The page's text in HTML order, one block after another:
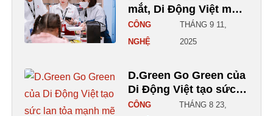
mắt, Di Động Việt mở
đăng ký nhận thông
tin sớm
CÔNG
NGHỆ
THÁNG 9 11,
2025
D.Green Go Green của
Di Động Việt tạo sức
lan tỏa mạnh mẽ
CÔNG
THÁNG 8 23,